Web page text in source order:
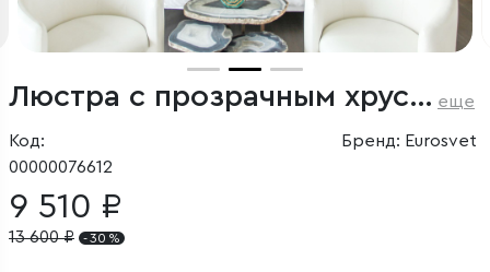
Люстра с прозрачным хрусталем еще
Код:
00000076612
Бренд: Eurosvet
9 510 ₽
13 600₽ - 30 %